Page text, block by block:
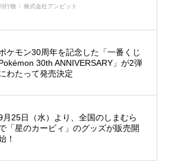
行物 株式会社アンビット
ケモン30周年を記念した「一番くじ
30th ANNIVERSARY」が2弾
わたって発売決定
月25日（水）より、全国のしまむら
「星のカービィ」のグッズが販売開
！